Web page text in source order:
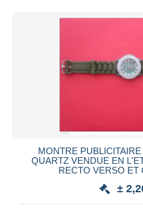
MONTRE
QUARTZ VENDUE EN
RECTO VERSO ET
±